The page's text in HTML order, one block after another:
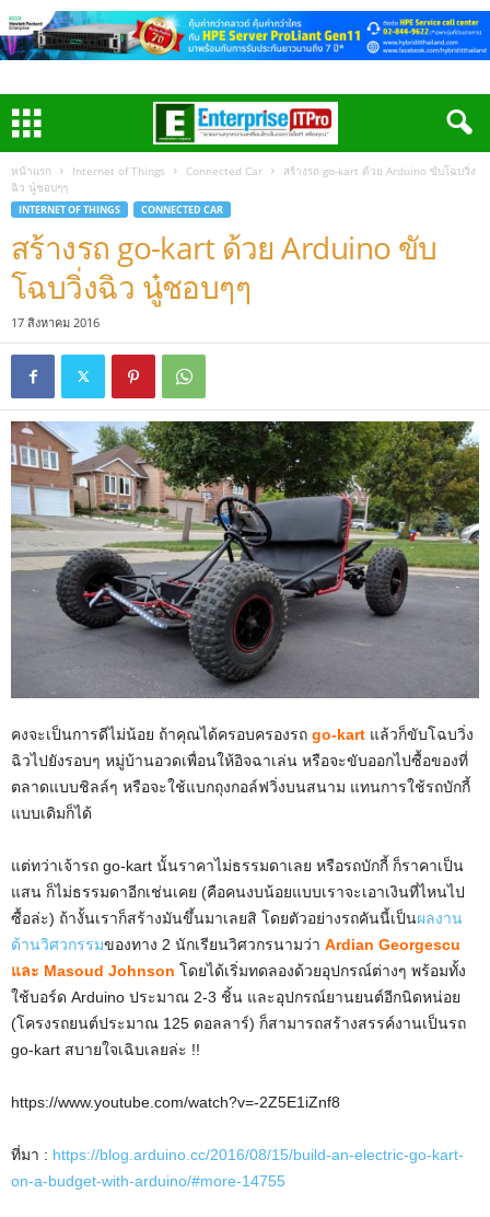
หน้าแรก Internet of Things Connected Car
สร้างรถ go-kart ด้วย Arduino ขับโฉบวิ่ง
ฉิว นู๋ชอบๆๆ
INTERNET OF THINGS CONNECTED CAR
สร้างรถ go-kart ด้วย Arduino ขับ
โฉบวิ่งฉิว นู๋ชอบๆๆ
17 สิงหาคม 2016
คงจะเป็นการดีไม่น้อย ถ้าคุณได้ครอบครองรถ go-kart แล้วก็ขับโฉบวิ่ง
ฉิวไปยังรอบๆ หมู่บ้านอวดเพื่อนให้อิจฉาเล่น หรือจะขับออกไปซื้อของที่
ตลาดแบบชิลล์ๆ หรือจะใช้แบกถุงกอล์ฟวิ่งบนสนาม แทนการใช้รถบักกี้
แบบเดิมก็ได้
แต่ทว่าเจ้ารถ go-kart นั้นราคาไม่ธรรมดาเลย หรือรถบักกี้ ก็ราคาเป็น
แสน ก็ไม่ธรรมดาอีกเช่นเคย (คือคนงบน้อยแบบเราจะเอาเงินที่ไหนไป
ซื้อล่ะ) ถ้างั้นเราก็สร้างมันขึ้นมาเลยสิ โดยตัวอย่างรถคันนี้เป็นผลงาน
ด้านวิศวกรรมของทาง 2 นักเรียนวิศวกรนามว่า Ardian Georgescu
และ Masoud Johnson โดยได้เริ่มทดลองด้วยอุปกรณ์ต่างๆ พร้อมทั้ง
ใช้บอร์ด Arduino ประมาณ 2-3 ชิ้น และอุปกรณ์ยานยนต์อีกนิดหน่อย
(โครงรถยนต์ประมาณ 125 ดอลลาร์) ก็สามารถสร้างสรรค์งานเป็นรถ
go-kart สบายใจเฉิบเลยล่ะ !!
https://www.youtube.com/watch?v=-2Z5E1iZnf8
ที่มา : https://blog.arduino.cc/2016/08/15/build-an-electric-go-kart-
on-a-budget-with-arduino/#more-14755